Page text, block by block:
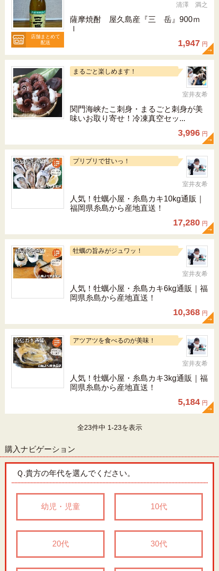
店舗まとめて
配送
清澤 満之
薩摩焼酎 屋久島産『三 岳』900ｍ
ｌ
1,947 円
まるごと楽しめます！
室井友希
関門海峡たこ刺身・まるごと刺身が美
味いお取り寄せ！冷凍真空セッ...
3,996 円
プリプリで甘いっ！
室井友希
人気！牡蠣小屋・糸島カキ10kg通販｜
福岡県糸島から産地直送！
17,280 円
牡蠣の旨みがジュワッ！
室井友希
人気！牡蠣小屋・糸島カキ6kg通販｜福
岡県糸島から産地直送！
10,368 円
アツアツを食べるのが美味！
室井友希
人気！牡蠣小屋・糸島カキ3kg通販｜福
岡県糸島から産地直送！
5,184 円
全23件中 1-23を表示
購入ナビゲーション
Ｑ.貴方の年代を選んでください。
幼児・児童 10代
20代 30代